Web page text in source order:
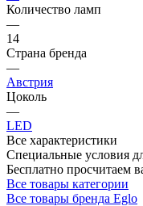
Количество ламп
—
14
Страна бренда
—
Австрия
Цоколь
—
LED
Все характеристики
Специальные условия
Бесплатно просчитаем
Все товары категории
Все товары бренда Eglo